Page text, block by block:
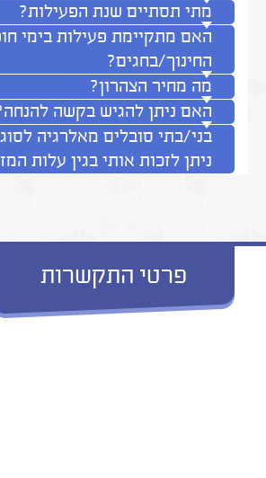
מתי תסתיים שנת הפעילות?
האם מתקיימת פעילות בימי
החינוך/בחגים?
מה מחיר הצהרון?
האם ניתן להגיש בקשה
בני/בתי סובלים מאלרגיה
ניתן לזכות אותי בגין עלות
פרטי התקשרות